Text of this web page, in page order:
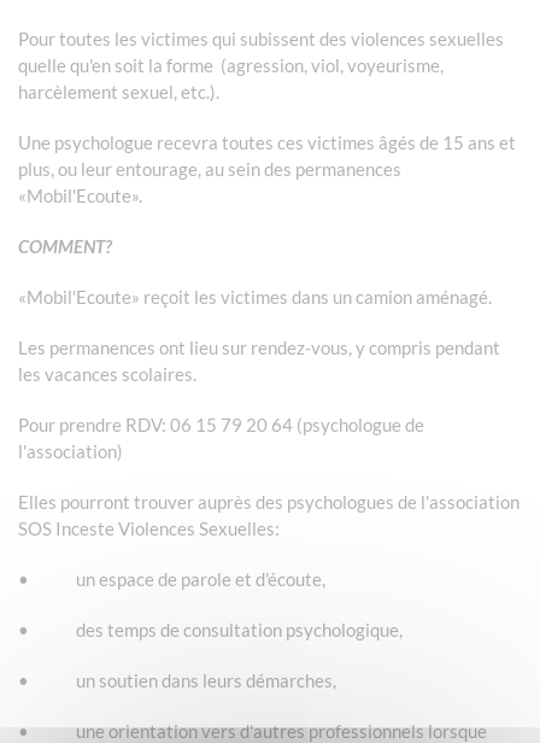
Pour toutes les victimes qui subissent des violences sexuelles
quelle qu'en soit la forme (agression, viol, voyeurisme,
harcèlement sexuel, etc.).
Une psychologue recevra toutes ces victimes âgés de 15 ans et
plus, ou leur entourage, au sein des permanences
«Mobil'Ecoute».
COMMENT?
«Mobil'Ecoute» reçoit les victimes dans un camion aménagé.
Les permanences ont lieu sur rendez-vous, y compris pendant
les vacances scolaires.
Pour prendre RDV: 06 15 79 20 64 (psychologue de
l'association)
Elles pourront trouver auprès des psychologues de l'association
SOS Inceste Violences Sexuelles:
• un espace de parole et d'écoute,
• des temps de consultation psychologique,
• un soutien dans leurs démarches,
• une orientation vers d'autres professionnels lorsque